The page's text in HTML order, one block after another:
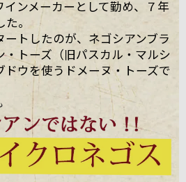
インメーカーとして勤め、７年
。
トしたのが、ネゴシアンブラ
・トーズ（旧パスカル・マルシ
ドウを使うドメーヌ・トーズで